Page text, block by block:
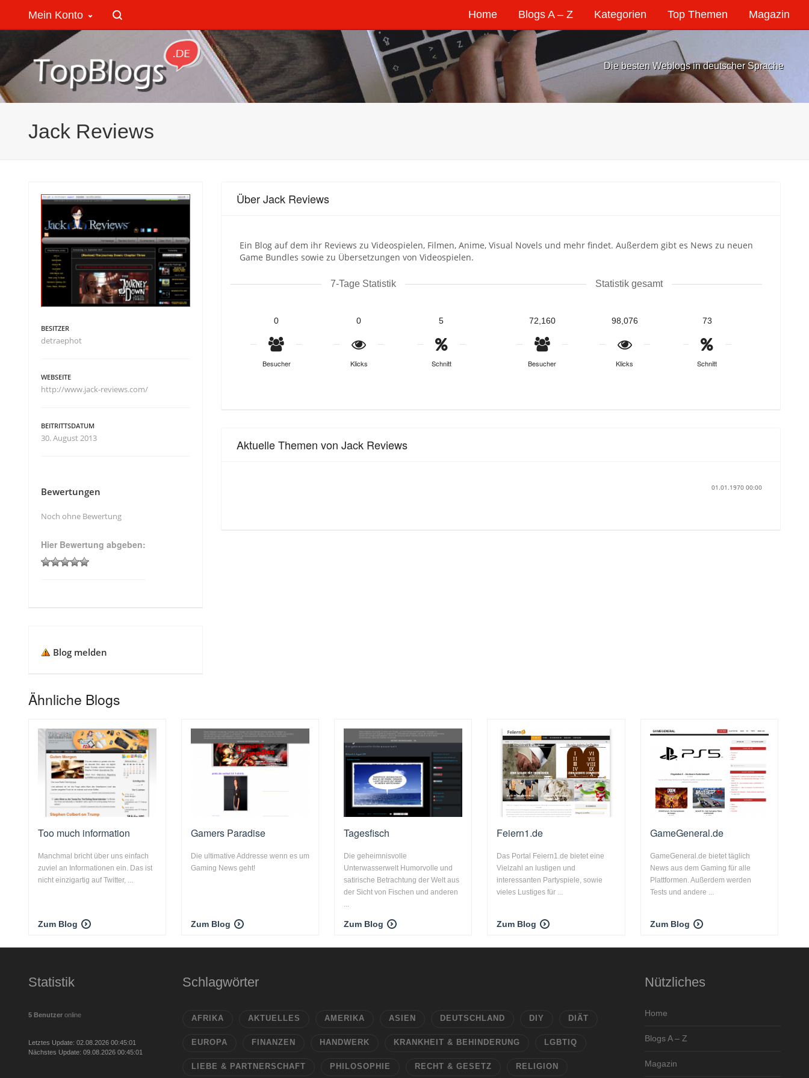
Home Blogs A – Z Kategorien Top Themen Magazin
Mein Konto
Die besten Weblogs in deutscher Sprache
Jack Reviews
Über Jack Reviews
Ein Blog auf dem ihr Reviews zu Videospielen, Filmen, Anime, Visual Novels und mehr findet. Außerdem gibt es News zu neuen
Game Bundles sowie zu Übersetzungen von Videospielen.
7-Tage Statistik
0
Besucher
0
Klicks
5
Schnitt
Statistik gesamt
72,160
Besucher
98,076
Klicks
73
Schnitt
Aktuelle Themen von Jack Reviews
01.01.1970 00:00
BESITZER
detraephot
WEBSEITE
http://www.jack-reviews.com/
BEITRITTSDATUM
30. August 2013
Bewertungen
Noch ohne Bewertung
Hier Bewertung abgeben:
Blog melden
Ähnliche Blogs
Too much information
Manchmal bricht über uns einfach
zuviel an Informationen ein. Das ist
nicht einzigartig auf Twitter, ...
Zum Blog
Gamers Paradise
Die ultimative Addresse wenn es um
Gaming News geht!
Zum Blog
Tagesfisch
Die geheimnisvolle
Unterwasserwelt Humorvolle und
satirische Betrachtung der Welt aus
der Sicht von Fischen und anderen
...
Zum Blog
Feiern1.de
Das Portal Feiern1.de bietet eine
Vielzahl an lustigen und
interessanten Partyspiele, sowie
vieles Lustiges für ...
Zum Blog
GameGeneral.de
GameGeneral.de bietet täglich
News aus dem Gaming für alle
Plattformen. Außerdem werden
Tests und andere ...
Zum Blog
Statistik
5 Benutzer online
Letztes Update: 02.08.2026 00:45:01
Nächstes Update: 09.08.2026 00:45:01
Schlagwörter
AFRIKA AKTUELLES AMERIKA ASIEN DEUTSCHLAND DIY DIÄT
EUROPA FINANZEN HANDWERK KRANKHEIT & BEHINDERUNG LGBTIQ
LIEBE & PARTNERSCHAFT PHILOSOPHIE RECHT & GESETZ RELIGION
Nützliches
Home
Blogs A – Z
Magazin